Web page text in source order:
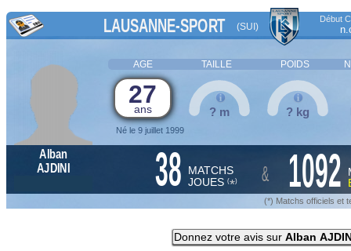
LAUSANNE-SPORT (SUI)
Début
AGE TAILLE POIDS
27
ans
Né le 9 juillet 1999
? m ? kg
Alban
AJDINI
38 MATCHS
JOUES (*) & 1092
(*) Matchs officiels et
Donnez votre avis sur Alban